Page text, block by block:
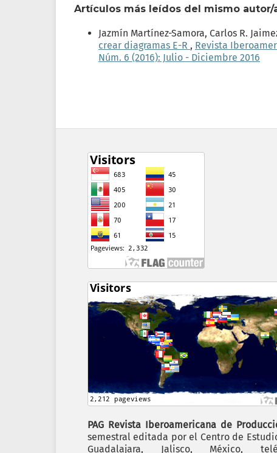
Artículos más leídos del mismo autor/
Jazmín Martínez-Samora, Carlos R.
crear diagramas E-R , Revista
Núm. 6 (2016): Julio - Diciembre 2016
PAG Revista Iberoamericana de
semestral editada por el Centro de
Guadalajara, Jalisco, México,